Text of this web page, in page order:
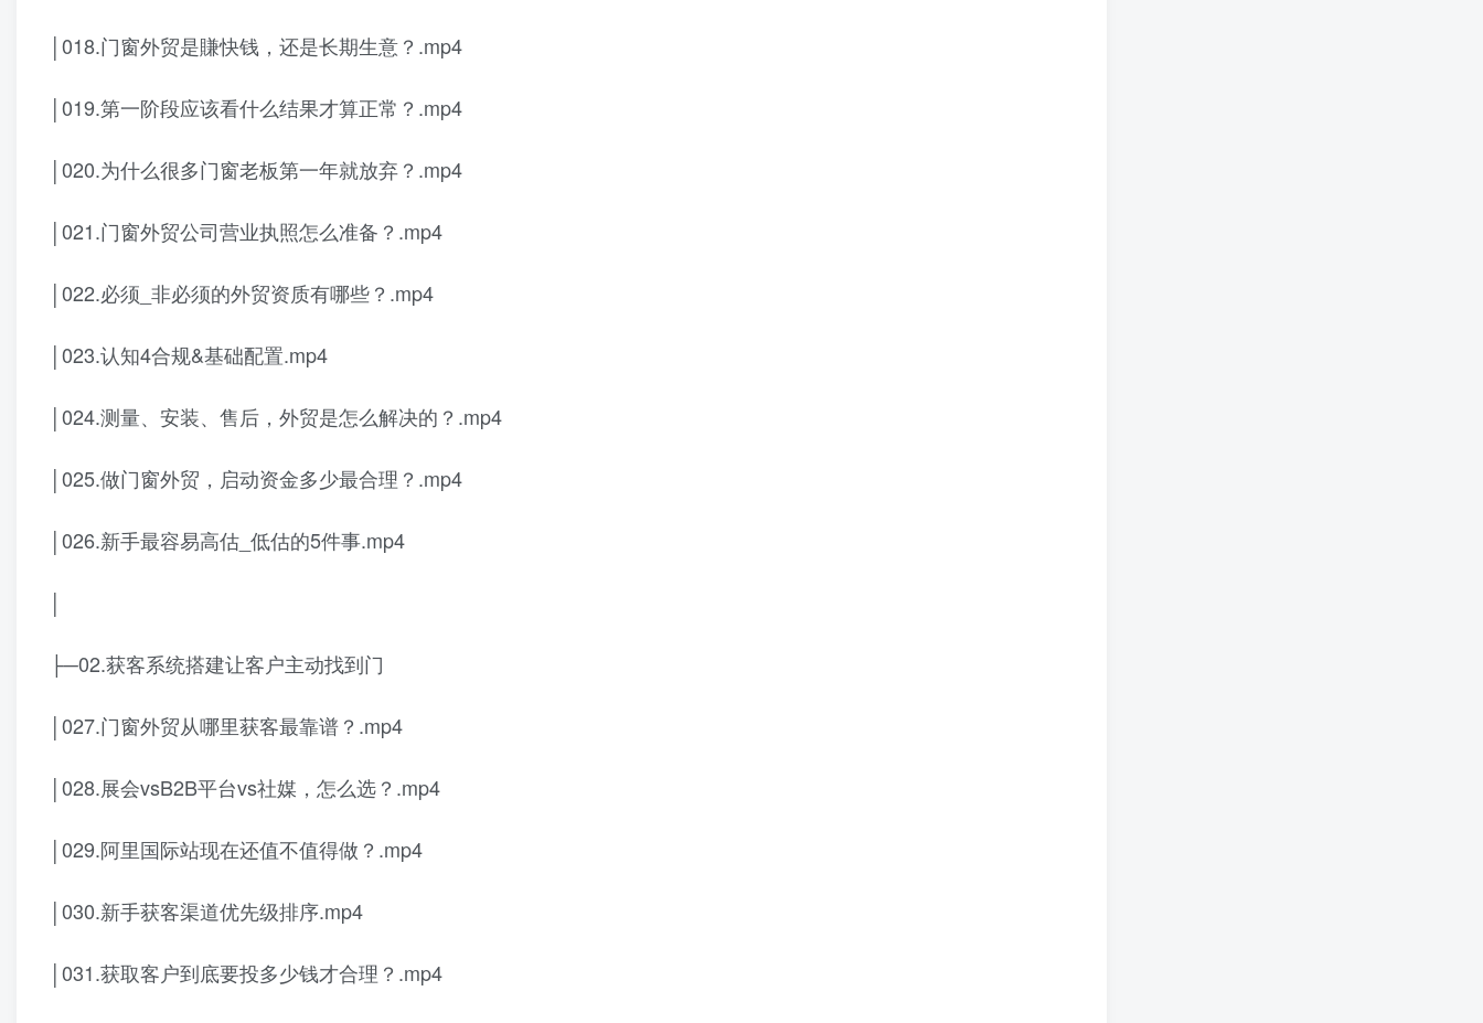
│018.门窗外贸是賺快钱，还是长期生意？.mp4
│019.第一阶段应该看什么结果才算正常？.mp4
│020.为什么很多门窗老板第一年就放弃？.mp4
│021.门窗外贸公司营业执照怎么准备？.mp4
│022.必须_非必须的外贸资质有哪些？.mp4
│023.认知4合规&基础配置.mp4
│024.测量、安装、售后，外贸是怎么解决的？.mp4
│025.做门窗外贸，启动资金多少最合理？.mp4
│026.新手最容易高估_低估的5件事.mp4
│
├─02.获客系统搭建让客户主动找到门
│027.门窗外贸从哪里获客最靠谱？.mp4
│028.展会vsB2B平台vs社媒，怎么选？.mp4
│029.阿里国际站现在还值不值得做？.mp4
│030.新手获客渠道优先级排序.mp4
│031.获取客户到底要投多少钱才合理？.mp4